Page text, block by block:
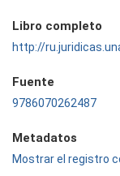
Libro completo
http://
Fuente
9786070262487
Metadatos
Mostrar el registro